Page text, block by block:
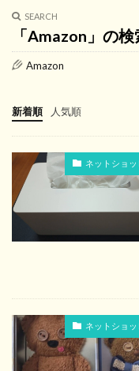
SEARCH
「Amazon」の
Amazon
新着順 人気順
ネットショ
ネットショ